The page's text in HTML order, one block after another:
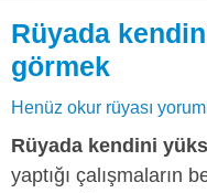
Rüyada
görmek
Henüz okur rüyası
Rüyada kendini
yaptığı çalışmaların